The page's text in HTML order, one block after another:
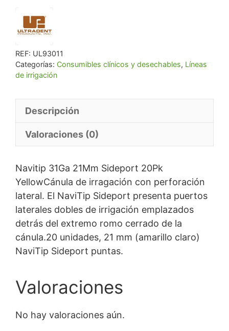
REF: UL93011
Categorías: Consumibles clínicos y desechables, Líneas
de irrigación
Descripción
Valoraciones (0)
Navitip 31Ga 21Mm Sideport 20Pk
YellowCánula de irragación con perforación
lateral. El NaviTip Sideport presenta puertos
laterales dobles de irrigación emplazados
detrás del extremo romo cerrado de la
cánula.20 unidades, 21 mm (amarillo claro)
NaviTip Sideport puntas.
Valoraciones
No hay valoraciones aún.